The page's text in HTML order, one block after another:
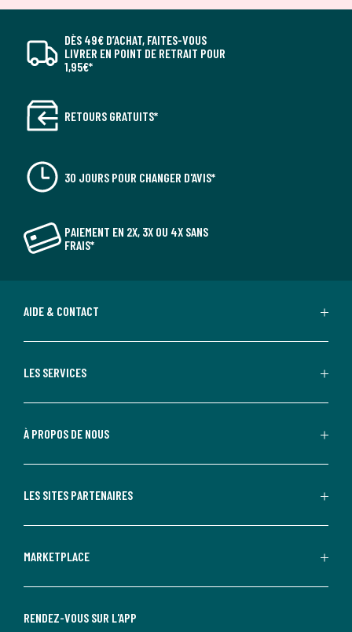
DÈS 49€ D’ACHAT, FAITES-VOUS
LIVRER EN POINT DE RETRAIT POUR
1,95€*
RETOURS GRATUITS*
30 JOURS POUR CHANGER D'AVIS*
PAIEMENT EN 2X, 3X OU 4X SANS
FRAIS*
AIDE & CONTACT
LES SERVICES
À PROPOS DE NOUS
LES SITES PARTENAIRES
MARKETPLACE
RENDEZ-VOUS SUR L'APP